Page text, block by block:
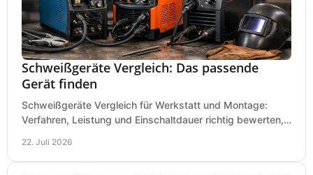
Schweißgeräte Vergleich: Das passende
Gerät finden
Schweißgeräte Vergleich für Werkstatt und Montage:
Verfahren, Leistung und Einschaltdauer richtig bewerten,
22. Juli 2026